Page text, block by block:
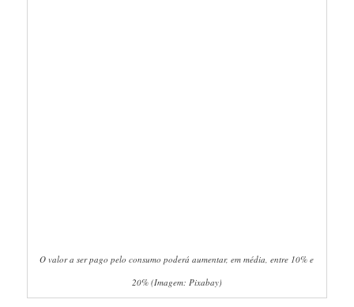
O valor a ser pago pelo consumo poderá aumentar, em média, entre 10% e
20% (Imagem: Pixabay)